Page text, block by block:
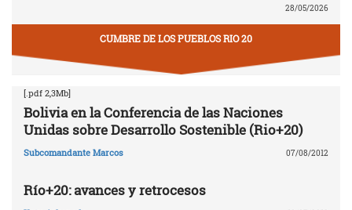
28/05/2026
CUMBRE DE LOS PUEBLOS RIO 20
[.pdf 2,3Mb]
Bolivia en la Conferencia de las Naciones
Unidas sobre Desarrollo Sostenible (Rio+20)
Subcomandante Marcos 07/08/2012
Río+20: avances y retrocesos